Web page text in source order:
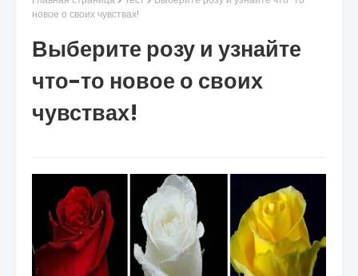
новое о своих чувствах!
Выберите розу и узнайте
что-то новое о своих
чувствах!